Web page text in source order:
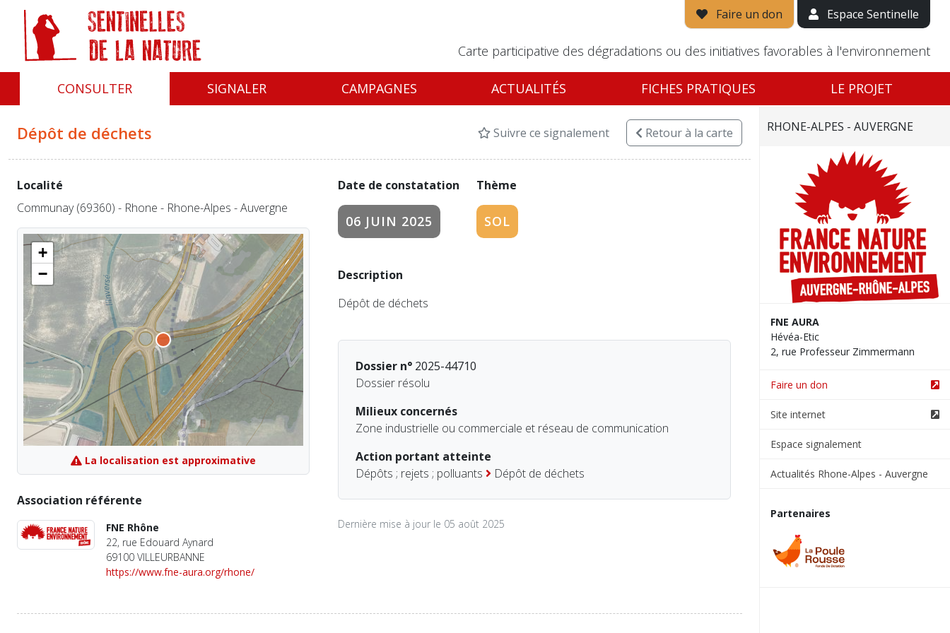
Faire un don Espace Sentinelle
Carte participative des dégradations ou des initiatives favorables à l'environnement
CONSULTER SIGNALER CAMPAGNES ACTUALITÉS FICHES PRATIQUES LE PROJET
Dépôt de déchets Suivre ce signalement Retourà la carte
Date de constatation
06 JUIN 2025
Thème
SOL
Description
Dépôt de déchets
Dossier n°2025-44710
Dossier résolu
Milieux concernés
Zone industrielle ou commerciale et réseau de communication
Action portant atteinte
Dépôts ; rejets ; polluants
Dépôt de déchets
Dernière mise à jour le 05 août 2025
Localité
Communay (69360) - Rhone - Rhone-Alpes - Auvergne
+
−
La localisation est approximative
Association référente
FNE Rhône
22, rue Edouard Aynard
69100 VILLEURBANNE
https://www.fne-aura.org/rhone/
RHONE-ALPES - AUVERGNE
FNE AURA
Hévéa-Etic
2, rue Professeur Zimmermann
Faire un don
Site internet
Espace signalement
Actualités Rhone-Alpes - Auvergne
Partenaires
Panneau de gestion des cookies